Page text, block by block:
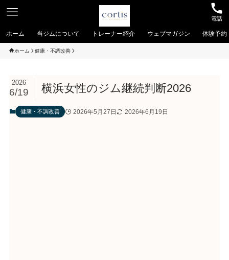
電話
ホーム 当ジムについて トレーナー紹介 ウェブマガジン 体験予約
ホーム 健康・不調改善
横浜女性のジム継続判断2026
2026
6/19
健康・不調改善 2026年5月27日 2026年6月19日